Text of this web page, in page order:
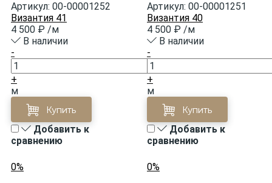
Экокожа
Шнур
Шнур втачной
Артикул: 00-00001252
Византия 41
4 500 ₽ /м
В наличии
-
+
м
Купить
Добавить к
сравнению
Артикул: 00-00001251
Византия 40
4 500 ₽ /м
В наличии
-
+
м
Купить
Добавить к
сравнению
0%
0%